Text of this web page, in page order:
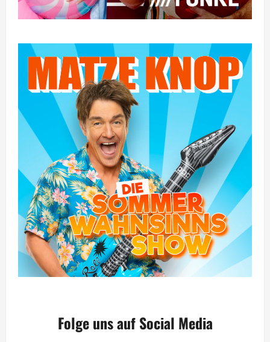
Folge uns auf Social Media